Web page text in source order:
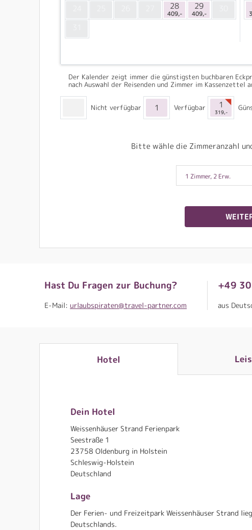
28
409,-
29
409,-
Der Kalender zeigt immer die günstigsten buchbaren
nach Auswahl der Reisenden und Zimmer im Kassenzettel
Nicht verfügbar 1 Verfügbar 1
319,-
Bitte wähle die Zimmeranzahl
1 Zimmer, 2 Erw.
Hast Du Fragen zur Buchung?
E-Mail: urlaubspiraten@travel-partner.com
+49
aus
Hotel
Dein Hotel
Weissenhäuser Strand Ferienpark
Seestraße 1
23758 Oldenburg in Holstein
Schleswig-Holstein
Deutschland
Lage
Der Ferien- und Freizeitpark Weissenhäuser Strand
Deutschlands.